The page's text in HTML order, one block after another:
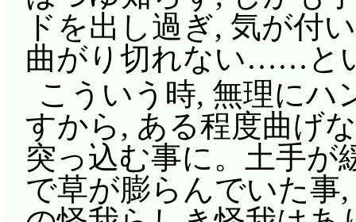
ドを出し過ぎ, 気が付
曲がり切れない……と
こういう時, 無理にハ
すから, ある程度曲げ
突っ込む事に。土手が
で草が膨らんでいた事